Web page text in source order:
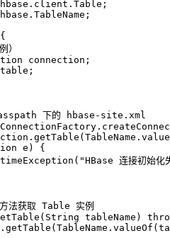
{
）
connection;
下的 hbase-site.xml
e) {
( "HBase 连接初始化
法获取 Table 实例
(String tableName)